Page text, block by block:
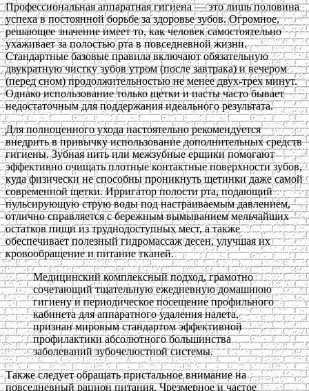
Профессиональная аппаратная гигиена — это лишь половина
успеха в постоянной борьбе за здоровье зубов. Огромное,
решающее значение имеет то, как человек самостоятельно
ухаживает за полостью рта в повседневной жизни.
Стандартные базовые правила включают обязательную
двукратную чистку зубов утром (после завтрака) и вечером
(перед сном) продолжительностью не менее двух-трех минут.
Однако использование только щетки и пасты часто бывает
недостаточным для поддержания идеального результата.
Для полноценного ухода настоятельно рекомендуется
внедрить в привычку использование дополнительных средств
гигиены. Зубная нить или межзубные ершики помогают
эффективно очищать плотные контактные поверхности зубов,
куда физически не способны проникнуть щетинки даже самой
современной щетки. Ирригатор полости рта, подающий
пульсирующую струю воды под настраиваемым давлением,
отлично справляется с бережным вымыванием мельчайших
остатков пищи из труднодоступных мест, а также
обеспечивает полезный гидромассаж десен, улучшая их
кровообращение и питание тканей.
Медицинский комплексный подход, грамотно
сочетающий тщательную ежедневную домашнюю
гигиену и периодическое посещение профильного
кабинета для аппаратного удаления налета,
признан мировым стандартом эффективной
профилактики абсолютного большинства
заболеваний зубочелюстной системы.
Также следует обращать пристальное внимание на
повседневный рацион питания. Чрезмерное и частое